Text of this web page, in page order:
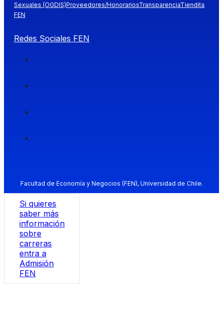
Sexuales (OGDIS)Proveedores/HonorariosTransparenciaTiendita
FEN
Redes Sociales FEN
Facultad de Economía y Negocios (FEN), Universidad de Chile.
Si quieres
saber más
información
sobre
carreras
entra a
Admisión
FEN